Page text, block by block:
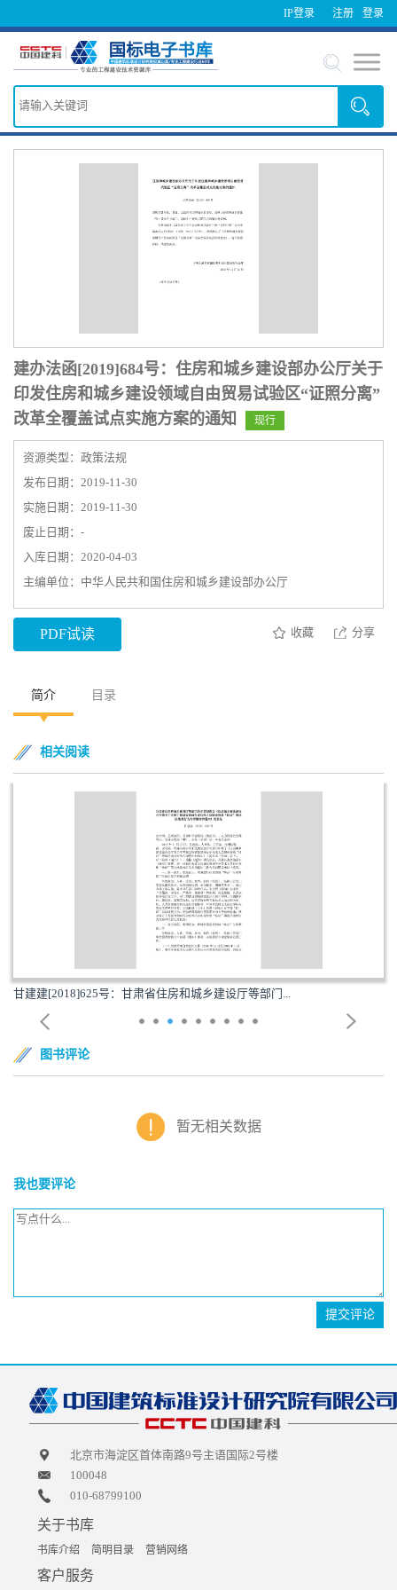
IP登录 登录
注册
建办法函[2019]684号：住房和城乡建设部办公厅关于
印发住房和城乡建设领域自由贸易试验区“证照分离”
改革全覆盖试点实施方案的通知
现行
资源类型：政策法规
发布日期：2019-11-30
实施日期：2019-11-30
废止日期：-
入库日期：2020-04-03
主编单位：中华人民共和国住房和城乡建设部办公厅
PDF试读 收藏 分享
简介 目录
相关阅读
甘建建[2018]625号：甘肃省住房和城乡建设厅等部门...
图书评论
暂无相关数据
我也要评论
提交评论
北京市海淀区首体南路9号主语国际2号楼
100048
010-68799100
关于书库
书库介绍 简明目录 营销网络
客户服务